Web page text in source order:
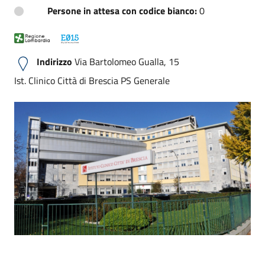
Persone in attesa con codice bianco:0
Indirizzo Via Bartolomeo Gualla, 15
Ist. Clinico Città di Brescia PS Generale